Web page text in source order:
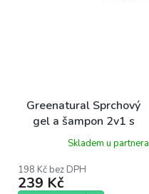
Greenatural Sprchový
gel a šampon 2v1 s
vitamíny ACE BIO, 400
Skladem u partnera
198 Kč bez DPH
239 Kč